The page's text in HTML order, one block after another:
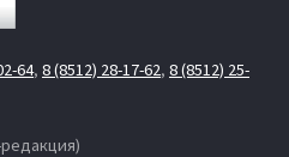
64, 8 (8512) 28-17-62, 8 (8512) 25-